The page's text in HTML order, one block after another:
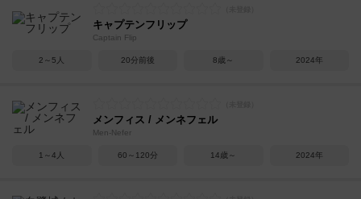
キャプテンフリップ
Captain Flip
2～5人 20分前後 8歳～ 2024年
メンフィス / メンネフェル
Men-Nefer
1～4人 60～120分 14歳～ 2024年